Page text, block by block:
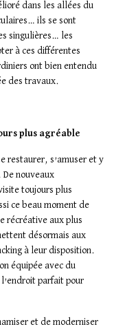
dans les allées du
ils se sont
singulières… les
à ces différentes
ont bien entendu
des travaux.
plus agréable
restaurer, s’amuser et y
nouveaux
toujours plus
ce beau moment de
récréative aux plus
désormais aux
à leur disposition.
équipée avec du
parfait pour
et de moderniser